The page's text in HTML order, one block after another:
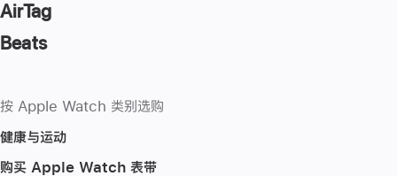
AirTag
Beats
按 Apple Watch 类别选购
健康与运动
购买 Apple Watch 表带